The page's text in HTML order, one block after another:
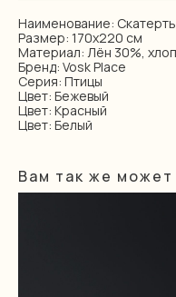
Наименование: Скатерть
Размер: 170х220 см
Материал: Лён 30%,
Бренд: Vosk Place
Серия: Птицы
Цвет: Бежевый
Цвет: Красный
Цвет: Белый
Вам так же может